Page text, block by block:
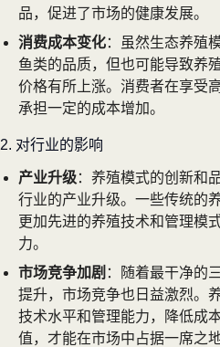
品，促进了市场的健康发展。
消费成本变化：虽然生态养殖
鱼类的品质，但也可能导致养
价格有所上涨。消费者在享受
承担一定的成本增加。
2. 对行业的影响
产业升级：养殖模式的创新和
行业的产业升级。一些传统的
更加先进的养殖技术和管理模
力。
市场竞争加剧 ：随着最干净的
提升，市场竞争也日益激烈。
技术水平和管理能力，降低成
值，才能在市场中占据一席之地